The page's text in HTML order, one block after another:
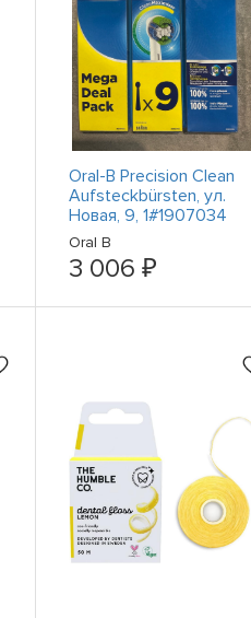
Oral-B Precision Clean
Aufsteckbürsten, ул.
Новая, 9, 1#1907034
Oral B
3 006 ₽